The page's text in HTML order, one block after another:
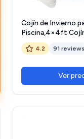
Cojín de Invierno
Piscina,4×4ft
Cubierta de
Invierno,Cojín de
sobre el Suelo
4.2 91 reviews
Ver